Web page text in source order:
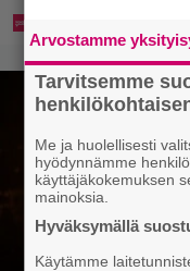
Arvostamme
Tarvitsemme
Me ja huolellisesti
hyödynnämme
käyttäjäkokemuksen
mainoksia.
Hyväksymällä
Käytämme